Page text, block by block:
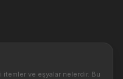
itemler ve eşyalar nelerdir. Bu